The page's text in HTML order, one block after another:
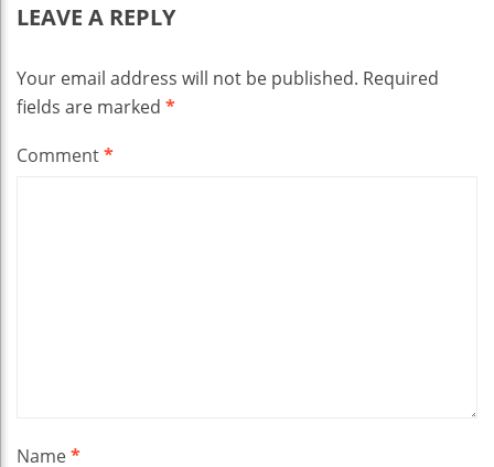
LEAVE A REPLY
Your email address will not be published. Required
fields are marked *
Comment*
Name*